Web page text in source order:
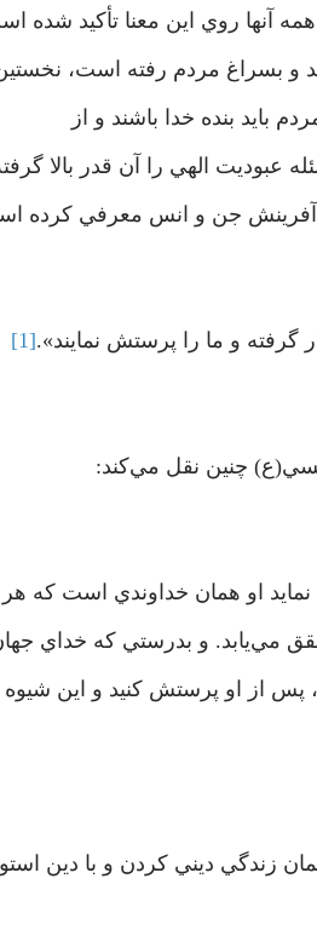
آنها روي اين معنا تأكيد شده
و بسراغ مردم رفته است،
بايد بنده خدا باشند و از
عبوديت الهي را آن قدر بالا
جن و انس معرفي كرده
گرفته و ما را پرستش نمايند».[1]
چنين نقل مي‌كند:
او همان خداوندي است كه
مي‌يابد. و بدرستي كه خداي
از او پرستش كنيد و اين
زندگي ديني كردن و با دين